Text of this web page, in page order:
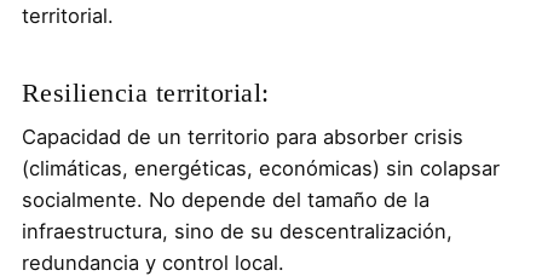
territorial.
Resiliencia territorial:
Capacidad de un territorio para absorber crisis
(climáticas, energéticas, económicas) sin colapsar
socialmente. No depende del tamaño de la
infraestructura, sino de su descentralización,
redundancia y control local.